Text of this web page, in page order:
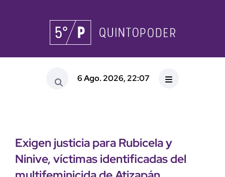
6 Ago. 2026, 22:07
Exigen justicia para Rubicela y
Ninive, víctimas identificadas del